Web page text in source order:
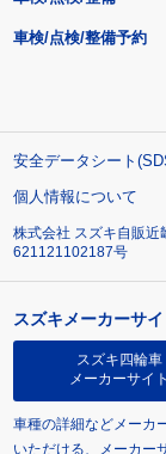
車検/点検/整備予約
安全データシート
個人情報について
株式会社 スズキ自販近
621121102187号
スズキメーカーサイ
スズキ四輪車
メーカーサイト
車種の詳細などメーカ
いただける、メーカー